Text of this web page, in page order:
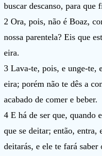
buscar descanso, para que
2 Ora, pois, não é Boaz,
nossa parentela? Eis que
eira.
3 Lava-te, pois, e unge-te,
eira; porém não te dês a
acabado de comer e beber.
4 E há de ser que, quando
que se deitar; então, entra,
deitarás, e ele te fará saber